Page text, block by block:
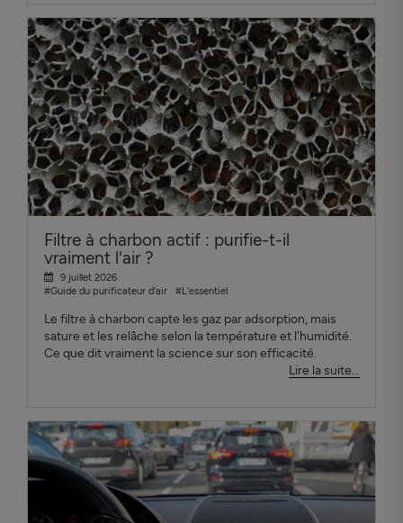
Filtre à charbon actif : purifie-t-il
vraiment l'air ?
9 juillet 2026
#Guide du purificateur d'air
#L'essentiel
Le filtre à charbon capte les gaz par adsorption, mais
sature et les relâche selon la température et l'humidité.
Ce que dit vraiment la science sur son efficacité.
Lire la suite...